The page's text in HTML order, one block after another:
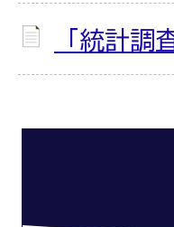
「統計調